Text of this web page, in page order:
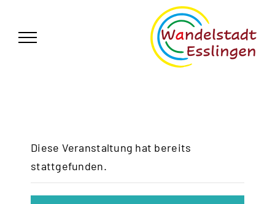
springen
Diese Veranstaltung hat bereits
stattgefunden.